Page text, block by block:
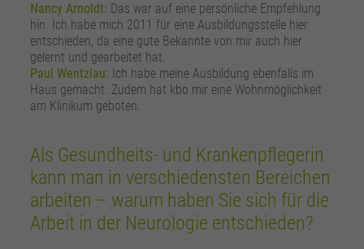
Nancy Arnoldt: Das war auf eine persönliche Empfehlung
hin. Ich habe mich 2011 für eine Ausbildungsstelle hier
entschieden, da eine gute Bekannte von mir auch hier
gelernt und gearbeitet hat.
Paul Wentzlau: Ich habe meine Ausbildung ebenfalls im
Haus gemacht. Zudem hat kbo mir eine Wohnmöglichkeit
am Klinikum geboten.
Als Gesundheits- und Krankenpflegerin
kann man in verschiedensten Bereichen
arbeiten – warum haben Sie sich für die
Arbeit in der Neurologie entschieden?